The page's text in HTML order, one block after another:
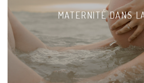
MATERNITÉ DANS